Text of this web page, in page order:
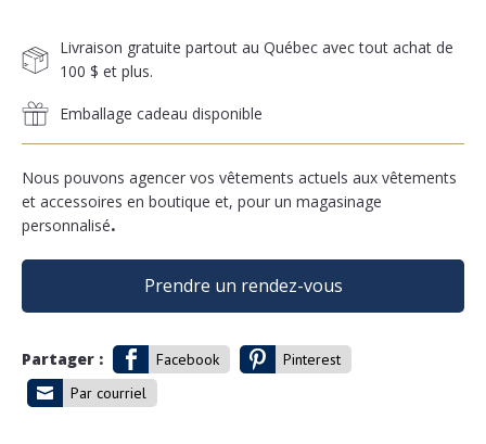
Livraison gratuite partout au Québec avec tout achat de
100 $ et plus.
Emballage cadeau disponible
Nous pouvons agencer vos vêtements actuels aux vêtements
et accessoires en boutique et, pour un magasinage
personnalisé.
Prendre un rendez-vous
Partager : Facebook
Pinterest
Par courriel